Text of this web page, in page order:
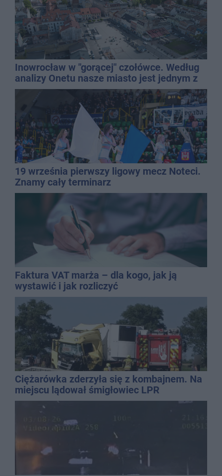
Inowrocław w "gorącej" czołówce. Według
analizy Onetu nasze miasto jest jednym z
najbardziej narażonych na upały
19 września pierwszy ligowy mecz Noteci.
Znamy cały terminarz
Faktura VAT marża – dla kogo, jak ją
wystawić i jak rozliczyć
Ciężarówka zderzyła się z kombajnem. Na
miejscu lądował śmigłowiec LPR